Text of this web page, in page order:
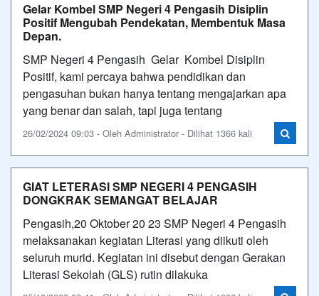
Gelar Kombel SMP Negeri 4 Pengasih Disiplin
Positif Mengubah Pendekatan, Membentuk Masa
Depan.
SMP Negeri 4 Pengasih Gelar Kombel Disiplin
Positif, kami percaya bahwa pendidikan dan
pengasuhan bukan hanya tentang mengajarkan apa
yang benar dan salah, tapi juga tentang
26/02/2024 09:03 - Oleh Administrator - Dilihat 1366 kali
GIAT LETERASI SMP NEGERI 4 PENGASIH
DONGKRAK SEMANGAT BELAJAR
Pengasih,20 Oktober 20 23 SMP Negeri 4 Pengasih
melaksanakan kegiatan Literasi yang diikuti oleh
seluruh murid. Kegiatan ini disebut dengan Gerakan
Literasi Sekolah (GLS) rutin dilakuka